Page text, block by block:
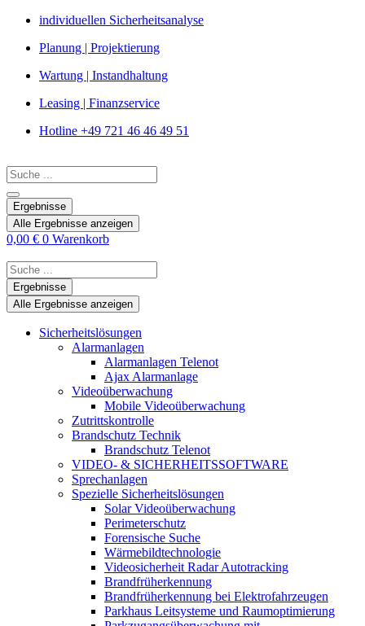
Zum
springen
individuellen Sicherheitsanalyse
Planung | Projektierung
Wartung | Instandhaltung
Leasing | Finanzservice
Hotline +49 721 46 46 49 51
Search
...
Ergebnisse
Alle Ergebnisse anzeigen
0,00 € 0 Warenkorb
Search
...Ergebnisse
Alle Ergebnisse anzeigen
Sicherheitslösungen
Alarmanlagen
Alarmanlagen Telenot
Ajax Alarmanlage
Videoüberwachung
Mobile Videoüberwachung
Zutrittskontrolle
Brandschutz Technik
Brandschutz Telenot
VIDEO- & SICHERHEITSSOFTWARE
Sprechanlagen
Spezielle Sicherheitslösungen
Solar Videoüberwachung
Perimeterschutz
Forensische Suche
Wärmebildtechnologie
Videosicherheit Radar Autotracking​
Brandfrüherkennung
Brandfrüherkennung bei Elektrofahrzeugen
Parkhaus Leitsysteme und Raumoptimierung